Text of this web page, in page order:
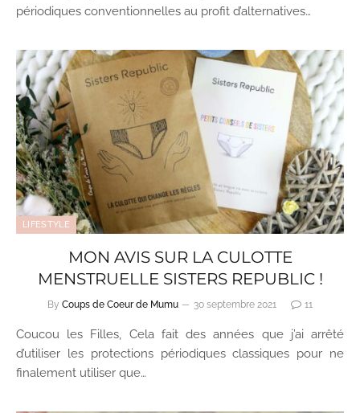
périodiques conventionnelles au profit d’alternatives…
LIFESTYLE
MON AVIS SUR LA CULOTTE
MENSTRUELLE SISTERS REPUBLIC !
By Coups de Coeur de Mumu 30 septembre 2021 11
Coucou les Filles, Cela fait des années que j’ai arrêté
d’utiliser les protections périodiques classiques pour ne
finalement utiliser que…